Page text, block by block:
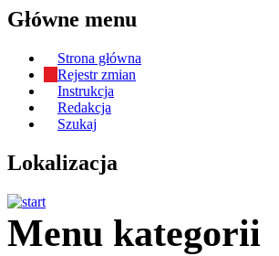
Główne menu
Strona główna
Rejestr zmian
Instrukcja
Redakcja
Szukaj
Lokalizacja
Menu kategorii